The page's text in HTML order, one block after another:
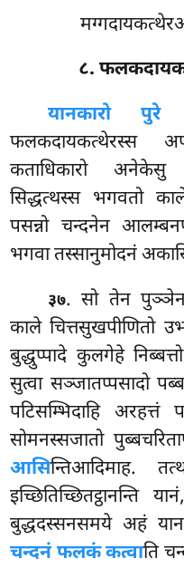
८.
यानकारो
फलकदायकत्थेरस्स
कताधिकारो अनेकेसु
सिद्धत्थस्स भगवतो
पसन्नो चन्दनेन
भगवा तस्सानुमोदनं
३७. सो तेन
काले चित्तसुखपीणितो
बुद्धुप्पादे कुलगेहे
सुत्वा सञ्जातप्पसादो
पटिसम्भिदाहि अरहत्तं
सोमनस्सजातो
आसिन्तिआदिमाह.
इच्छितिच्छितट्ठानन्ति
बुद्धदस्सनसमये अहं
चन्दनं फलकं कत्वाति